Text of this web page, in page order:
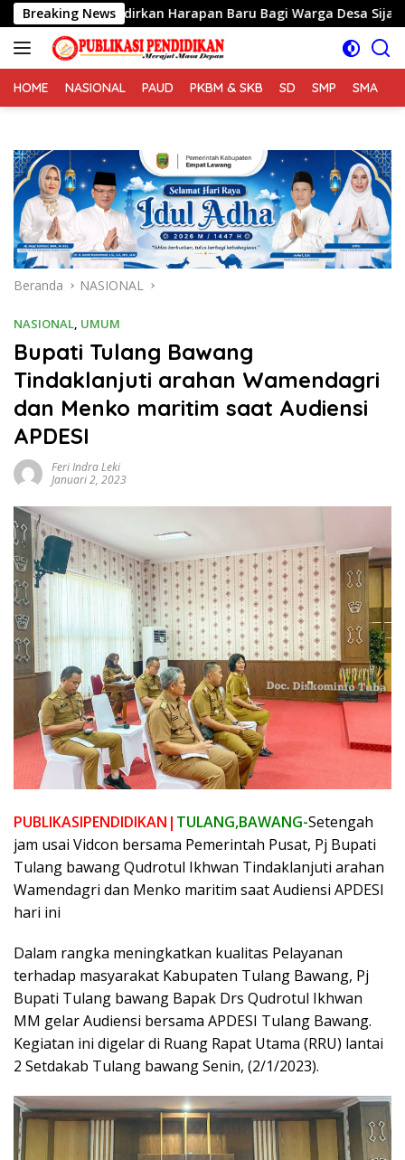
Langsung
ke
konten
Breaking News
Hadirkan Harapan Baru Bagi Warga Desa Sijarango
HOME NASIONAL PAUD PKBM & SKB SD SMP SMA
Beranda NASIONAL
NASIONAL, UMUM
Bupati Tulang Bawang
Tindaklanjuti arahan Wamendagri
dan Menko maritim saat Audiensi
APDESI
Feri Indra Leki
Januari 2, 2023
PUBLIKASIPENDIDIKAN| TULANG,BAWANG-Setengah
jam usai Vidcon bersama Pemerintah Pusat, Pj Bupati
Tulang bawang Qudrotul Ikhwan Tindaklanjuti arahan
Wamendagri dan Menko maritim saat Audiensi APDESI
hari ini
Dalam rangka meningkatkan kualitas Pelayanan
terhadap masyarakat Kabupaten Tulang Bawang, Pj
Bupati Tulang bawang Bapak Drs Qudrotul Ikhwan
MM gelar Audiensi bersama APDESI Tulang Bawang.
Kegiatan ini digelar di Ruang Rapat Utama (RRU) lantai
2 Setdakab Tulang bawang Senin, (2/1/2023).